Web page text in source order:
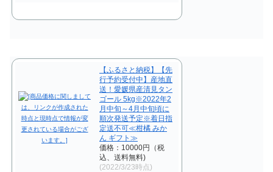
【ふるさと納税】【先
行予約受付中】産地直
送！愛媛県産清見タン
ゴール 5kg※2022年2
月中旬～4月中旬頃に
順次発送予定※着日指
定送不可≪柑橘 みか
ん ギフト≫
価格：10000円（税
込、送料無料)
(2022/3/23時点)